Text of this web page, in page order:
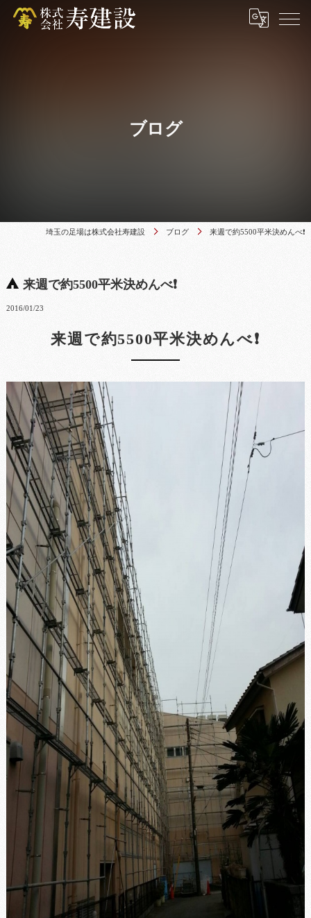
ブログ
埼玉の足場は株式会社寿建設 ブログ 来週で約5500平米決めんべ❗
来週で約5500平米決めんべ❗
2016/01/23
来週で約5500平米決めんべ❗